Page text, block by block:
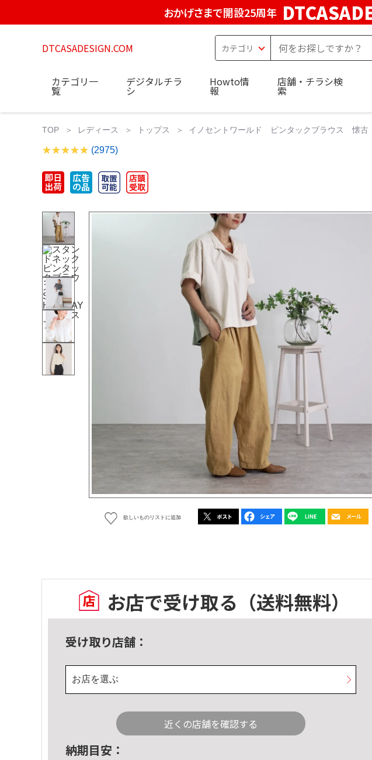
おかげさまで開設25周年
DTCASADESIGN.COM
カテゴリ一
覧
デジタルチラ
シ
Howto情
報
店舗・チラシ検
索
TOP レディース トップス イノセントワールド ピンタックブラウス 懐古
(2975)
欲しいものリストに追加
お店で受け取る （送料無料）
受け取り店舗：
お店を選ぶ
近くの店舗を確認する
納期目安：